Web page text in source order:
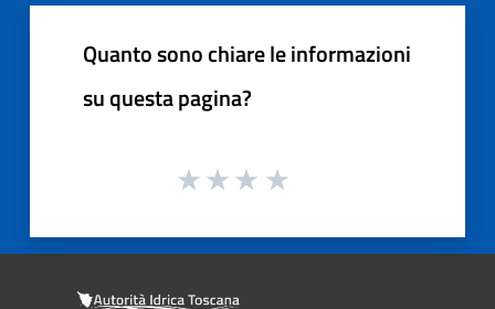
Quanto sono chiare le informazioni
su questa pagina?